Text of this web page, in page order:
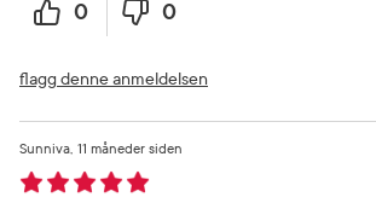
0 0
flagg denne anmeldelsen
11 måneder siden
Sunniva